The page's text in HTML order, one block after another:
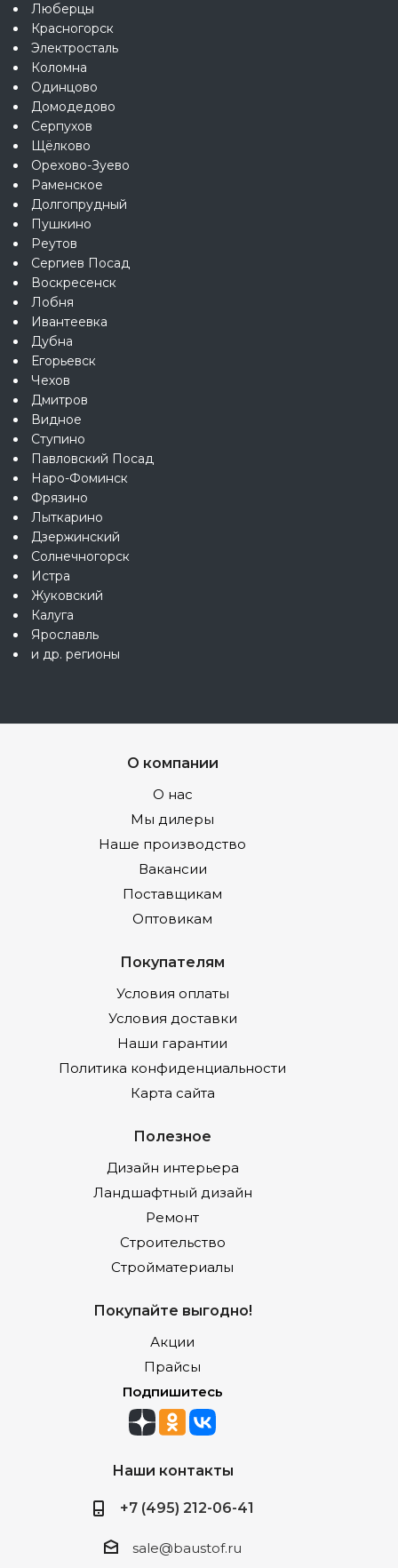
Люберцы
Красногорск
Электросталь
Коломна
Одинцово
Домодедово
Серпухов
Щёлково
Орехово-Зуево
Раменское
Долгопрудный
Пушкино
Реутов
Сергиев Посад
Воскресенск
Лобня
Ивантеевка
Дубна
Егорьевск
Чехов
Дмитров
Видное
Ступино
Павловский Посад
Наро-Фоминск
Фрязино
Лыткарино
Дзержинский
Солнечногорск
Истра
Жуковский
Калуга
Ярославль
и др. регионы
О компании
О нас
Мы дилеры
Наше производство
Вакансии
Поставщикам
Оптовикам
Покупателям
Условия оплаты
Условия доставки
Наши гарантии
Политика конфиденциальности
Карта сайта
Полезное
Дизайн интерьера
Ландшафтный дизайн
Ремонт
Строительство
Стройматериалы
Покупайте выгодно!
Акции
Прайсы
Подпишитесь
Наши контакты
+7 (495) 212-06-41
sale@baustof.ru